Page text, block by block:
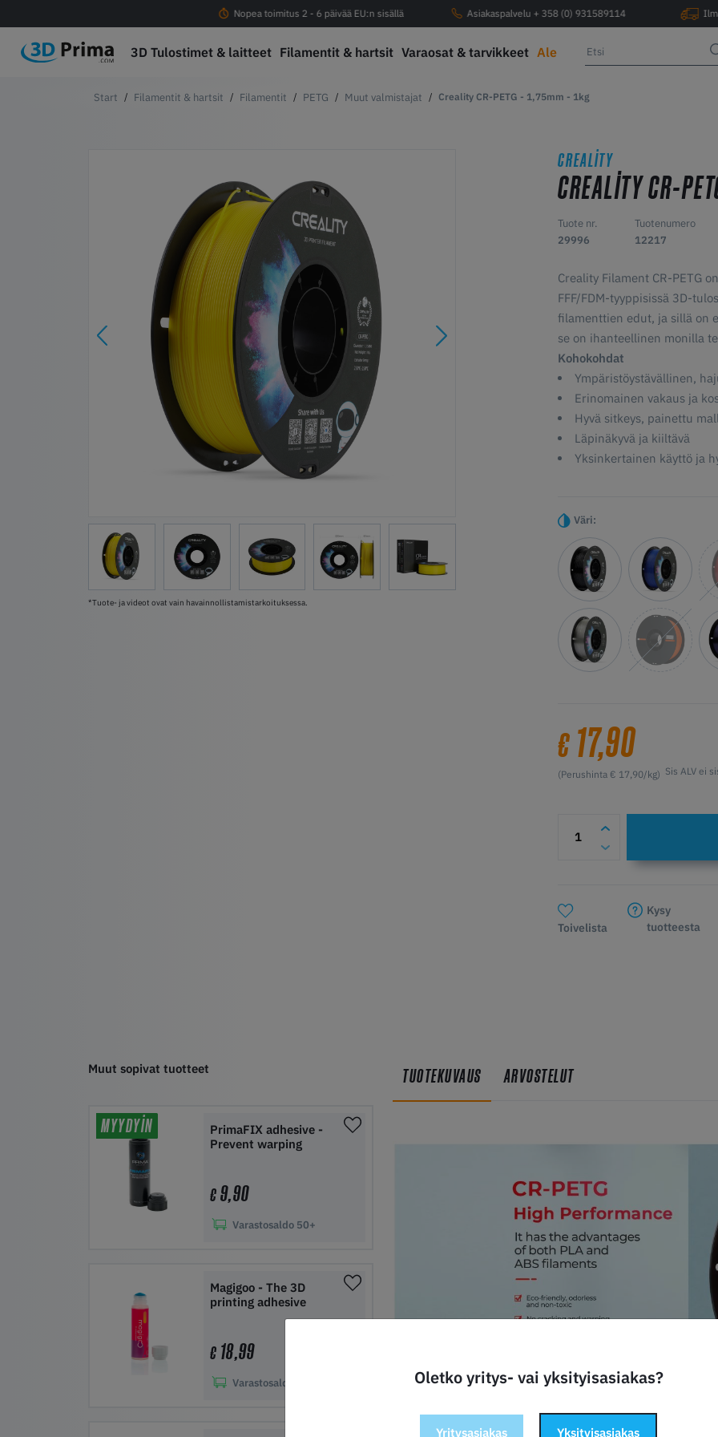
Nopea toimitus 2 - 6 päivää EU:n sisällä Asiakaspalvelu + 358 (0) 931589114
3D Tulostimet & laitteet Filamentit & hartsit Varaosat & tarvikkeet Ale
Filamentit & hartsit Filamentit PETG Muut valmistajat Creality CR-PETG - 1,75mm - 1kg
*Tuote- ja videot ovat vain havainnollistamistarkoituksessa.
CREALITY
CREALITY CR-
Tuote nr.
29996
Tuotenumero
12217
Creality Filament CR-PETG
FFF/FDM-tyyppisissä 3D-
filamenttien edut, ja sillä on
se on ihanteellinen monilla
Kohokohdat
Ympäristöystävällinen,
Erinomainen vakaus ja
Hyvä sitkeys, painettu
Läpinäkyvä ja kiiltävä
Yksinkertainen käyttö ja
Väri:
€ 17,90
(Perushinta € 17,90/kg) Sis ALV ei
Toivelista
Kysy
tuotteesta
TUOTEKUVAUS ARVOSTELUT
Ympäristöystävällinen, hajuton ja
Muut sopivat tuotteet
MYYDYIN
PrimaFIX adhesive -
Prevent warping
€9,90
Varastosaldo 50+
Magigoo - The 3D
printing adhesive
€ 18,99
Varastosaldo Oletko yritys- vai yksityisasiakas?
Yritysasiakas Yksityisasiakas